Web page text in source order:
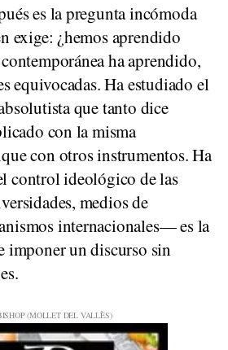
es la pregunta incómoda
exige: ¿hemos aprendido
ha aprendido,
equivocadas. Ha estudiado el
que tanto dice
con la misma
con otros instrumentos. Ha
control ideológico de las
medios de
internacionales— es la
imponer un discurso sin